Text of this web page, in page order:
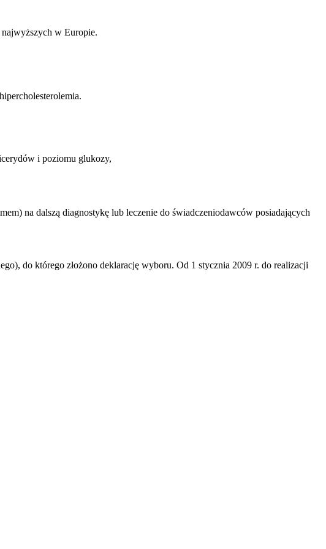
najwyższych w Europie.
i poziomu glukozy,
na dalszą diagnostykę lub leczenie do świadczeniodawców posiadających
do którego złożono deklarację wyboru. Od 1 stycznia 2009 r. do realizacji